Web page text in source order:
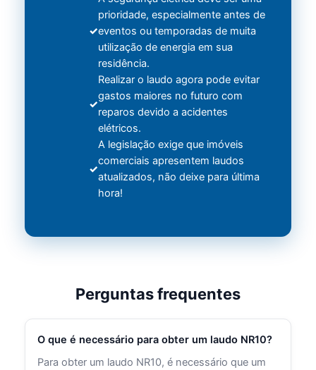
prioridade, especialmente antes de
eventos ou temporadas de muita
utilização de energia em sua
residência.
Realizar o laudo agora pode evitar
gastos maiores no futuro com
reparos devido a acidentes
elétricos.
A legislação exige que imóveis
comerciais apresentem laudos
atualizados, não deixe para última
hora!
Perguntas frequentes
O que é necessário para obter um laudo NR10?
Para obter um laudo NR10, é necessário que um